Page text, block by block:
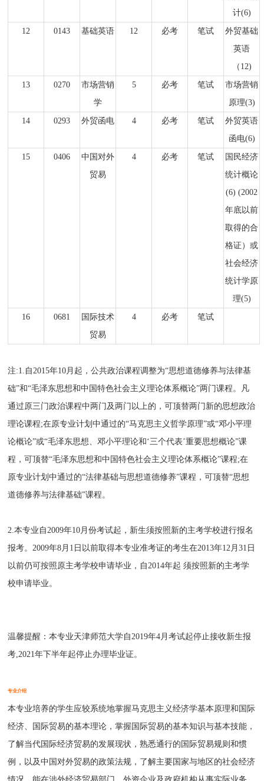
计(6)
12 0143 基础英语 12 必考 笔试
外贸基础
英语
（12)
13 0270
市场营销
学
5 必考 笔试
市场营销
原理(3)
14 0293 外贸函电 4 必考 笔试
外贸英语
函电(6)
15 0406
中国对外
贸易
4 必考 笔试
国民经济
统计概论
(6) (2002
年底以前
取得的合
格证）或
社会经济
统计学原
理(5)
16 0681
国际技术
贸易
4 必考 笔试
注:1.自2015年10月起，公共政治课程调整为“思想道德修养与法律基
础”和“毛泽东思想和中国特色社会主义理论体系概论”两门课程。凡
通过原三门政治课程中两门及两门以上的，可顶替两门新的思想政治
理论课程;在原专业计划中通过的“马克思主义哲学原理”或“邓小平理
论概论”或“毛泽东思想、邓小平理论和‘三个代表’重要思想概论”课
程，可顶替“毛泽东思想和中国特色社会主义理论体系概论”课程;在
原专业计划中通过的“法律基础与思想道德修养”课程，可顶替“思想
道德修养与法律基础”课程。
2.本专业自2009年10月份考试起，新生须按照新的主考学校进行报名
报考。2009年8月1日以前取得本专业准考证的考生在2013年12月31日
以前仍可按照原主考学校申请毕业，自2014年起 须按照新的主考学
校申请毕业。
温馨提醒：本专业天津师范大学自2019年4月考试起停止接收新生报
考,2021年下半年起停止办理毕业证。
专业介绍
本专业培养的学生应较系统地掌握马克思主义经济学基本原理和国际
经济、国际贸易的基本理论，掌握国际贸易的基本知识与基本技能，
了解当代国际经济贸易的发展现状，熟悉通行的国际贸易规则和惯
例，以及中国对外贸易的政策法规，了解主要国家与地区的社会经济